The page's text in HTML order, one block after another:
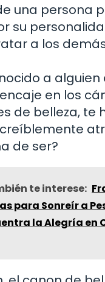
una persona
su
a los
a alguien
en los
de belleza, te
de ser?
te interese:
para Sonreír a
la Alegría en